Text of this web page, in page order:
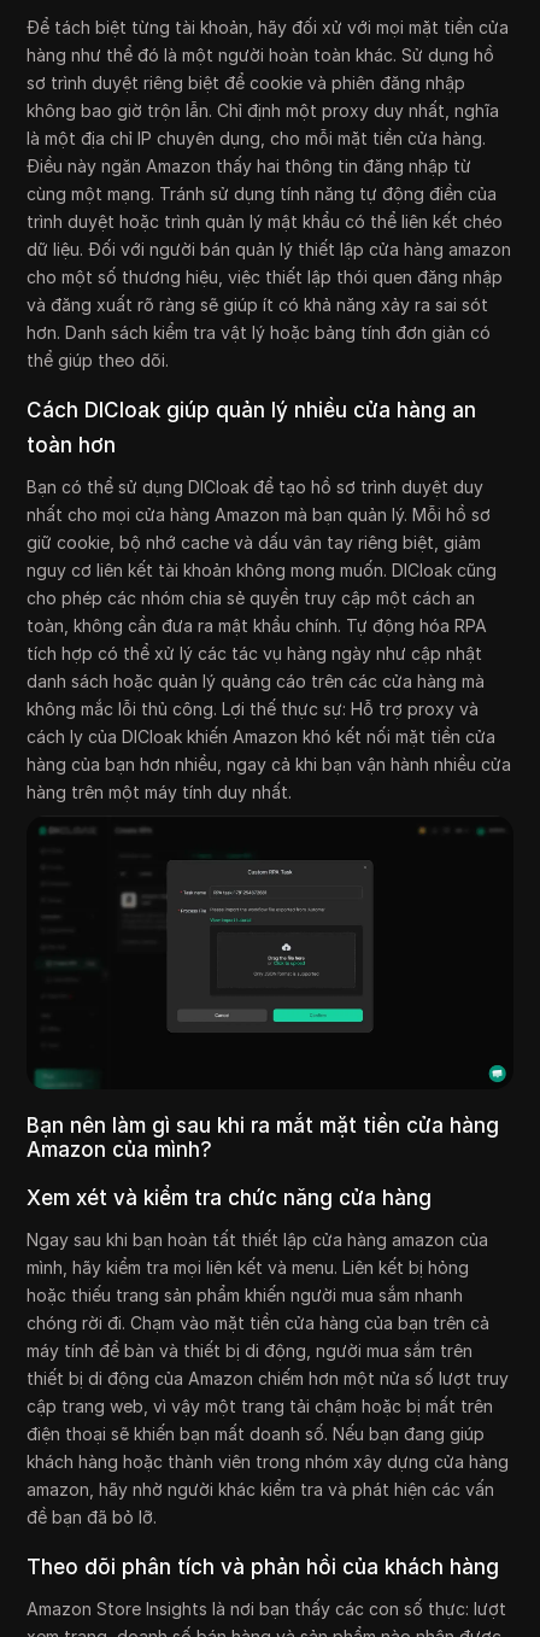
Để tách biệt từng tài khoản, hãy đối xử với mọi mặt tiền cửa
hàng như thể đó là một người hoàn toàn khác. Sử dụng hồ
sơ trình duyệt riêng biệt để cookie và phiên đăng nhập
không bao giờ trộn lẫn. Chỉ định một proxy duy nhất, nghĩa
là một địa chỉ IP chuyên dụng, cho mỗi mặt tiền cửa hàng.
Điều này ngăn Amazon thấy hai thông tin đăng nhập từ
cùng một mạng. Tránh sử dụng tính năng tự động điền của
trình duyệt hoặc trình quản lý mật khẩu có thể liên kết chéo
dữ liệu. Đối với người bán quản lý thiết lập cửa hàng amazon
cho một số thương hiệu, việc thiết lập thói quen đăng nhập
và đăng xuất rõ ràng sẽ giúp ít có khả năng xảy ra sai sót
hơn. Danh sách kiểm tra vật lý hoặc bảng tính đơn giản có
thể giúp theo dõi.
Cách DICloak giúp quản lý nhiều cửa hàng an
toàn hơn
Bạn có thể sử dụng DICloak để tạo hồ sơ trình duyệt duy
nhất cho mọi cửa hàng Amazon mà bạn quản lý. Mỗi hồ sơ
giữ cookie, bộ nhớ cache và dấu vân tay riêng biệt, giảm
nguy cơ liên kết tài khoản không mong muốn. DICloak cũng
cho phép các nhóm chia sẻ quyền truy cập một cách an
toàn, không cần đưa ra mật khẩu chính. Tự động hóa RPA
tích hợp có thể xử lý các tác vụ hàng ngày như cập nhật
danh sách hoặc quản lý quảng cáo trên các cửa hàng mà
không mắc lỗi thủ công. Lợi thế thực sự: Hỗ trợ proxy và
cách ly của DICloak khiến Amazon khó kết nối mặt tiền cửa
hàng của bạn hơn nhiều, ngay cả khi bạn vận hành nhiều cửa
hàng trên một máy tính duy nhất.
Bạn nên làm gì sau khi ra mắt mặt tiền cửa hàng
Amazon của mình?
Xem xét và kiểm tra chức năng cửa hàng
Ngay sau khi bạn hoàn tất thiết lập cửa hàng amazon của
mình, hãy kiểm tra mọi liên kết và menu. Liên kết bị hỏng
hoặc thiếu trang sản phẩm khiến người mua sắm nhanh
chóng rời đi. Chạm vào mặt tiền cửa hàng của bạn trên cả
máy tính để bàn và thiết bị di động, người mua sắm trên
thiết bị di động của Amazon chiếm hơn một nửa số lượt truy
cập trang web, vì vậy một trang tải chậm hoặc bị mất trên
điện thoại sẽ khiến bạn mất doanh số. Nếu bạn đang giúp
khách hàng hoặc thành viên trong nhóm xây dựng cửa hàng
amazon, hãy nhờ người khác kiểm tra và phát hiện các vấn
đề bạn đã bỏ lỡ.
Theo dõi phân tích và phản hồi của khách hàng
Amazon Store Insights là nơi bạn thấy các con số thực: lượt